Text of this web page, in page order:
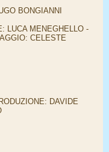
BONGIANNI
LUCA MENEGHELLO -
CELESTE
DAVIDE